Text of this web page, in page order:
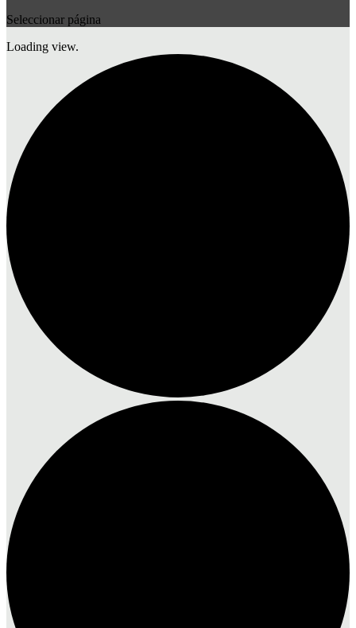
Seleccionar página
Loading view.